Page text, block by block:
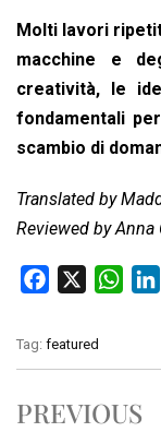
Molti lavori
macchine e
creatività, le
fondamentali
scambio di
Translated by
Reviewed by
c
e
o
W
t
A
Tag: featured
PREVIOUS